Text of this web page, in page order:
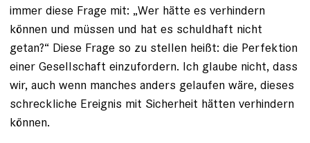
immer diese Frage mit: „Wer hätte es verhindern
können und müssen und hat es schuldhaft nicht
getan?“ Diese Frage so zu stellen heißt: die Perfektion
einer Gesellschaft einzufordern. Ich glaube nicht, dass
wir, auch wenn manches anders gelaufen wäre, dieses
schreckliche Ereignis mit Sicherheit hätten verhindern
können.